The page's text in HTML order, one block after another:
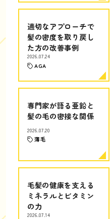
適切なアプローチで
髪の密度を取り戻し
た方の改善事例
2026.07.24
AGA
専門家が語る亜鉛と
髪の毛の密接な関係
2026.07.20
薄毛
毛髪の健康を支える
ミネラルとビタミン
の力
2026.07.14